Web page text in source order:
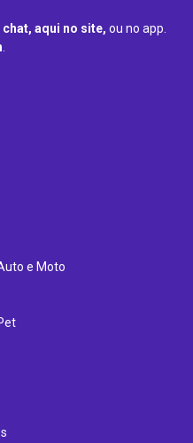
aqui no site, ou no app.
.
e Moto